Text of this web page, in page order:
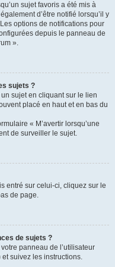
sujet favoris a été mis à
d’être notifié lorsqu’il y
options de notifications pour
depuis le panneau de
».
sujets ?
sujet en cliquant sur le lien
placé en haut et en bas du
« M’avertir lorsqu’une
de surveiller le sujet.
entré sur celui-ci, cliquez sur le
de page.
de sujets ?
panneau de l’utilisateur
et suivez les instructions.